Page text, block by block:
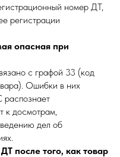
номер ДТ,
регистрации
опасная при
с графой 33 (код
Ошибки в них
к досмотрам,
дел об
после того, как товар